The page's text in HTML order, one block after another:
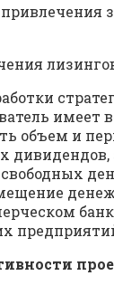
имеет
объем и
дивидендов,